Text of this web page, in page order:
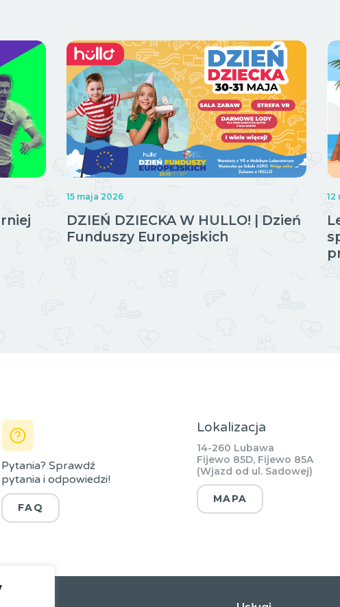
15 maja 2026
DZIEŃ DZIECKA W HULLO! | Dzień
Funduszy Europejskich
12
Pytania? Sprawdź
pytania i odpowiedzi!
FAQ
Lokalizacja
14-260 Lubawa
Fijewo 85D, Fijewo 85A
(Wjazd od ul. Sadowej)
MAPA